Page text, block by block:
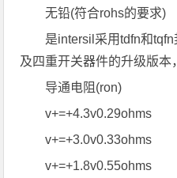
无铅(符合rohs的要求)
是intersil采用tdfn和
及四重开关器件的升级版本
导通电阻(ron)
v+=+4.3v0.29ohms
v+=+3.0v0.33ohms
v+=+1.8v0.55ohms